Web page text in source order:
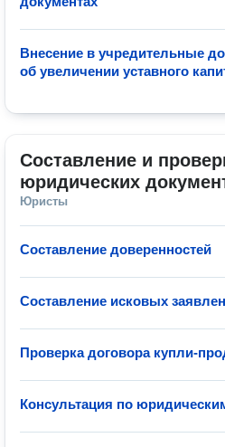
Внесение в учредительные
об увеличении уставного
Составление и
юридических
Юристы
Составление доверенностей
Составление исковых
Проверка договора купли-
Консультация по